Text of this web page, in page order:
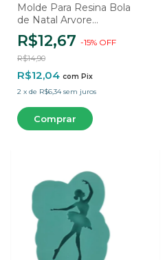
Molde Para Resina Bola
de Natal Arvore
estrelinhas
R$12,67 -15% OFF
R$14,90
R$12,04 com Pix
2 x de R$6,34 sem juros